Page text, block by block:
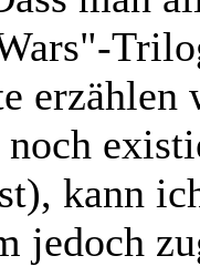
kann
jedoch